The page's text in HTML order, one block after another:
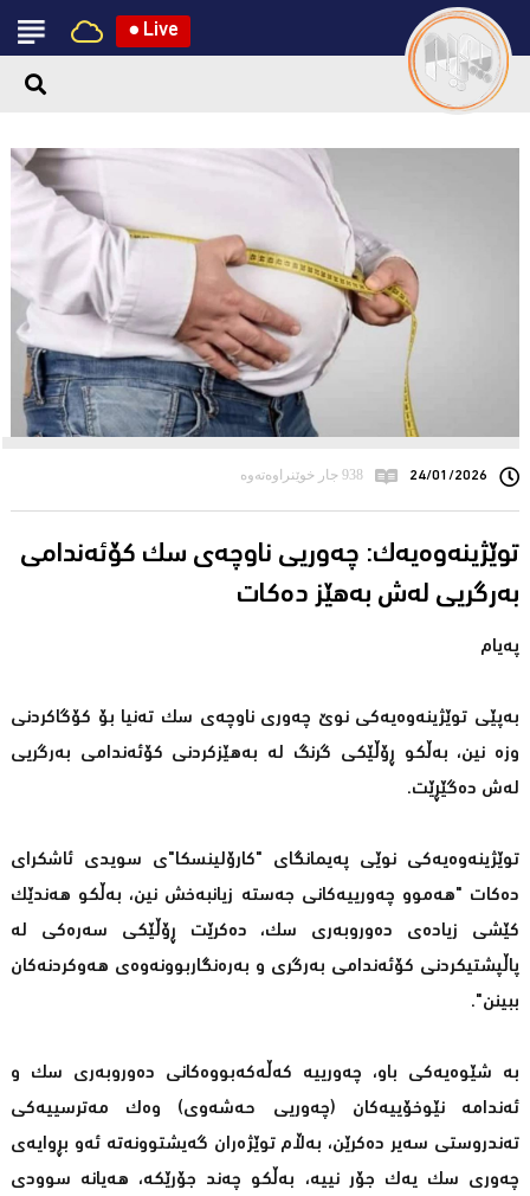
● Live
24/01/2026 938 جار خوێنراوەتەوە
توێژینەوەیەك: چەوریی ناوچەی سك كۆئەندامی
بەرگریى لەش بەهێز دەكات
پەیام
بەپێی توێژینەوەیەكی نوێ چەوری ناوچەی سك تەنیا بۆ كۆگاكردنی
وزە نین، بەڵكو ڕۆڵێكی گرنگ لە بەهێزكردنی كۆئەندامی بەرگریی
لەش دەگێڕێت.
توێژینەوەیەكی نوێی پەیمانگای "كارۆلینسكا"ی سویدی ئاشكرای
دەكات "هەموو چەورییەكانی جەستە زیانبەخش نین، بەڵكو هەندێك
كێشی زیادەی دەوروبەری سك، دەكرێت ڕۆڵێكی سەرەكی لە
پاڵپشتیكردنی كۆئەندامی بەرگری و بەرەنگاربوونەوەی هەوكردنەكان
ببینن".
بە شێوەیەكی باو، چەورییە كەڵەكەبووەكانی دەوروبەری سك و
ئەندامە نێوخۆییەكان (چەوریی حەشەوی) وەك مەترسییەكی
تەندروستی سەیر دەكرێن، بەڵام توێژەران گەیشتوونەتە ئەو بڕوایەی
چەوری سك یەك جۆر نییە، بەڵكو چەند جۆرێكە، هەیانە سوودی